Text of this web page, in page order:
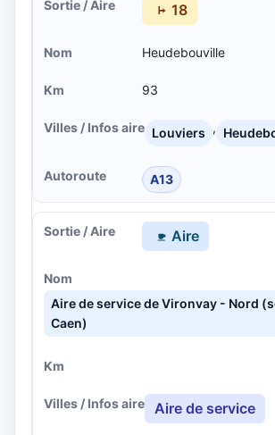
18
Heudebouville
93
Louviers ,
A13
Aire
Aire de service de Vironvay - Nord
Caen)
Aire de service